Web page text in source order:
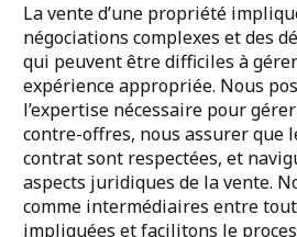
La vente d’une propriété
négociations complexes et des
qui peuvent être difficiles à
expérience appropriée. Nous
l’expertise nécessaire pour
contre-offres, nous assurer que
contrat sont respectées, et
aspects juridiques de la vente.
comme intermédiaires entre
impliquées et facilitons le